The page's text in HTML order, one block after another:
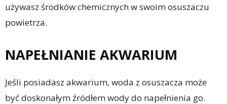
używasz środków chemicznych w swoim osuszaczu
powietrza.
NAPEŁNIANIE AKWARIUM
Jeśli posiadasz akwarium, woda z osuszacza może
być doskonałym źródłem wody do napełnienia go.